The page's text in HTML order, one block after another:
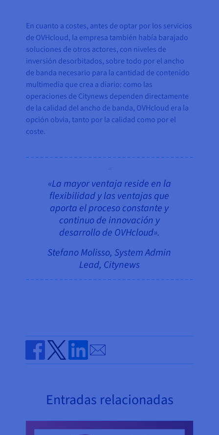
En cuanto a costes, antes de optar por los servicios
de OVHcloud, la empresa también había barajado
soluciones de otros actores, con niveles de
inversión desorbitados, sobre todo por el ancho
de banda necesario para la cantidad de contenido
multimedia que crea a diario: como las
operaciones de Citynews dependen directamente
de la calidad del ancho de banda, OVHcloud era la
opción obvia, tanto por la calidad como por el
coste.
«La mayor ventaja reside en la
flexibilidad y las ventajas que
aporta el proceso constante y
continuo de innovación y
desarrollo de OVHcloud».
Stefano Molisso, System Admin
Lead, Citynews
Share on Facebook
Share on Twitter
Share on Linkedin
Send by email
Entradas relacionadas